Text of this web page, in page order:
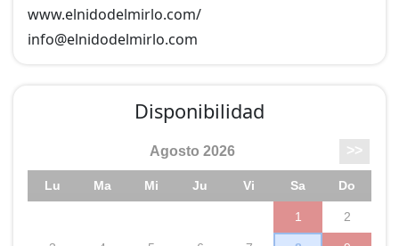
www.elnidodelmirlo.com/
info@elnidodelmirlo.com
Disponibilidad